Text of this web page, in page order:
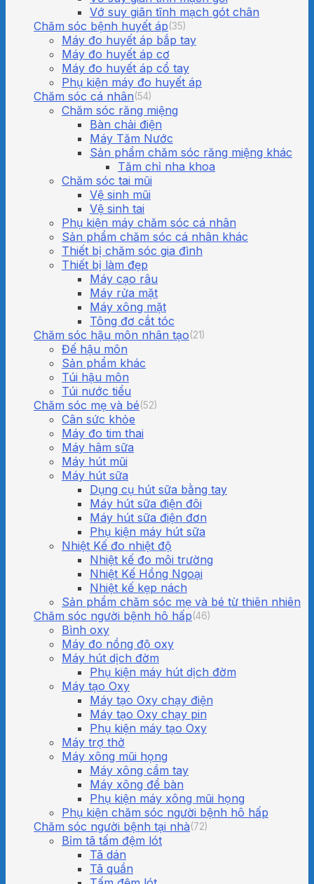
Vớ suy giãn tĩnh mạch gót chân
Chăm sóc bệnh huyết áp(35)
Máy đo huyết áp bắp tay
Máy đo huyết áp cơ
Máy đo huyết áp cổ tay
Phụ kiện máy đo huyết áp
Chăm sóc cá nhân(54)
Chăm sóc răng miệng
Bàn chải điện
Máy Tăm Nước
Sản phẩm chăm sóc răng miệng khác
Tăm chỉ nha khoa
Chăm sóc tai mũi
Vệ sinh mũi
Vệ sinh tai
Phụ kiện máy chăm sóc cá nhân
Sản phẩm chăm sóc cá nhân khác
Thiết bị chăm sóc gia đình
Thiết bị làm đẹp
Máy cạo râu
Máy rửa mặt
Máy xông mặt
Tông đơ cắt tóc
Chăm sóc hậu môn nhân tạo(21)
Đế hậu môn
Sản phẩm khác
Túi hậu môn
Túi nước tiểu
Chăm sóc mẹ và bé(52)
Cân sức khỏe
Máy đo tim thai
Máy hâm sữa
Máy hút mũi
Máy hút sữa
Dụng cụ hút sữa bằng tay
Máy hút sữa điện đôi
Máy hút sữa điện đơn
Phụ kiện máy hút sữa
Nhiệt Kế đo nhiệt độ
Nhiệt kế đo môi trường
Nhiệt Kế Hồng Ngoại
Nhiệt kế kẹp nách
Sản phẩm chăm sóc mẹ và bé từ thiên nhiên
Chăm sóc người bệnh hô hấp(46)
Bình oxy
Máy đo nồng độ oxy
Máy hút dịch đờm
Phụ kiện máy hút dịch đờm
Máy tạo Oxy
Máy tạo Oxy chạy điện
Máy tạo Oxy chạy pin
Phụ kiện máy tạo Oxy
Máy trợ thở
Máy xông mũi họng
Máy xông cầm tay
Máy xông để bàn
Phụ kiện máy xông mũi họng
Phụ kiện chăm sóc người bệnh hô hấp
Chăm sóc người bệnh tại nhà(72)
Bỉm tã tấm đệm lót
Tã dán
Tã quần